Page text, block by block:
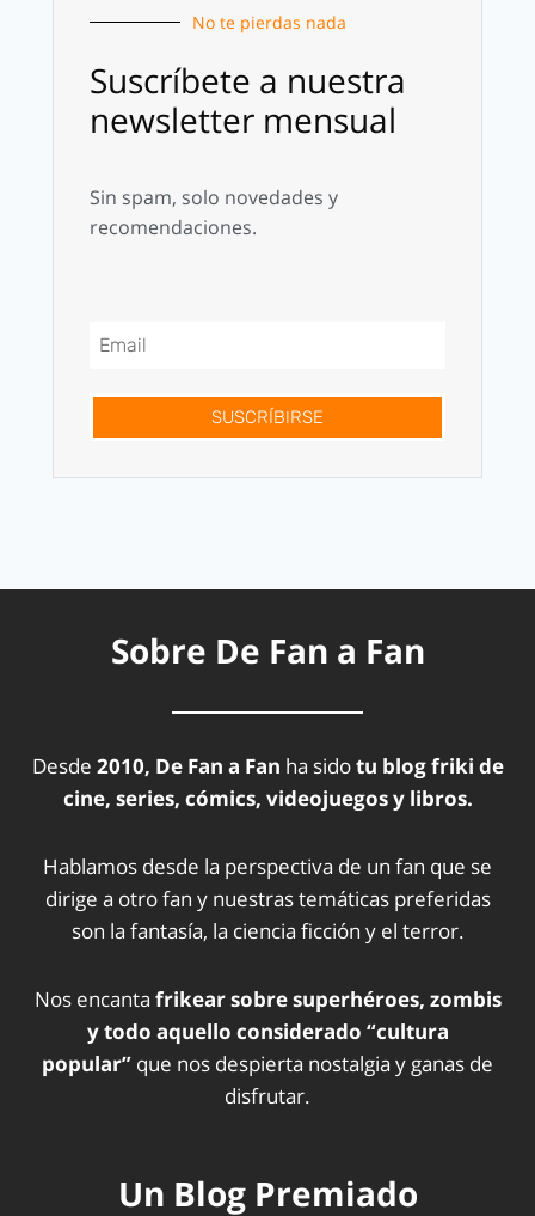
No te pierdas nada
Suscríbete a nuestra
newsletter mensual
Sin spam, solo novedades y
recomendaciones.
SUSCRÍBIRSE
Sobre De Fan a Fan
Desde 2010, De Fan a Fan ha sidotu blog friki de
cine, series, cómics, videojuegos y libros.
Hablamos desde la perspectiva de un fan que se
dirige a otro fan y nuestras temáticas preferidas
son la fantasía, la ciencia ficción y el terror.
Nos encanta frikear sobre superhéroes, zombis
y todo aquello considerado “cultura
popular” que nos despierta nostalgia y ganas de
disfrutar.
Un Blog Premiado